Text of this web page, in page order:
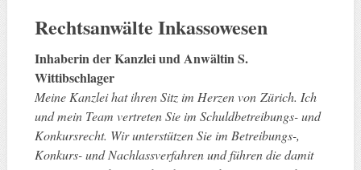
Rechtsanwälte Inkassowesen
Inhaberin der Kanzlei und Anwältin S.
Wittibschlager
Meine Kanzlei hat ihren Sitz im Herzen von Zürich. Ich
und mein Team vertreten Sie im Schuldbetreibungs- und
Konkursrecht. Wir unterstützen Sie im Betreibungs-,
Konkurs- und Nachlassverfahren und führen die damit